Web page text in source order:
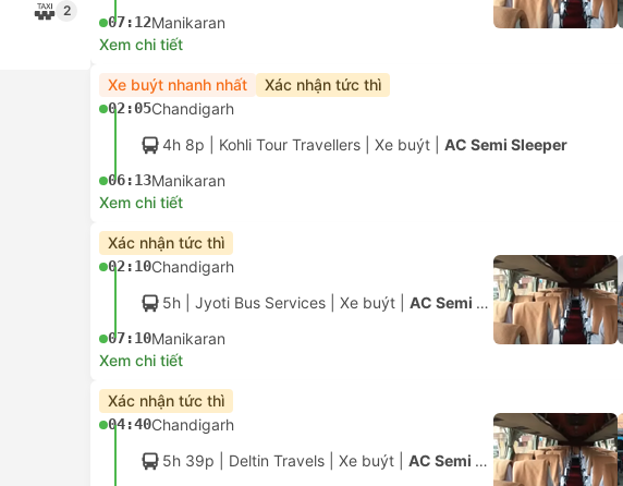
2
07:12Manikaran
Xem chi tiết
Xe buýt nhanh nhất Xác nhận tức thì
02:05Chandigarh
4h 8p | Kohli Tour Travellers Xe buýt AC Semi Sleeper
06:13Manikaran
Xem chi tiết
Xác nhận tức thì
02:10Chandigarh
5h | Jyoti Bus Services Xe buýt AC Semi Sleeper
07:10Manikaran
Xem chi tiết
Xác nhận tức thì
04:40Chandigarh
5h 39p | Deltin Travels Xe buýt AC Semi Sleeper